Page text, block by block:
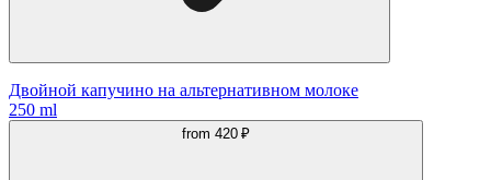
Двойной капучино на альтернативном молоке
250 ml
from 420 ₽